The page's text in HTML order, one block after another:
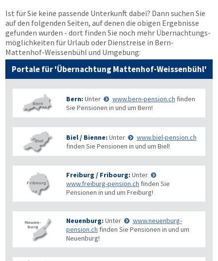
Ist für Sie keine passende Unterkunft dabei? Dann suchen Sie
auf den folgenden Seiten, auf denen die obigen Ergebnisse
gefunden wurden - dort finden Sie noch mehr Übernachtungs­
möglichkeiten für Urlaub oder Dienstreise in Bern-
Mattenhof-Weissenbühl und Umgebung:
Portale für 'Übernachtung Mattenhof-Weissenbühl'
Bern: Unter www.bern-pension.ch finden
Sie Pensionen in und um Bern!
Biel / Bienne: Unter
www.biel-pension.ch
finden Sie Pensionen in und um Biel!
Freiburg / Fribourg: Unter
www.freiburg-pension.ch finden Sie
Pensionen in und um Freiburg!
Neuenburg: Unter
www.neuenburg-
pension.ch finden Sie Pensionen in und um
Neuenburg!